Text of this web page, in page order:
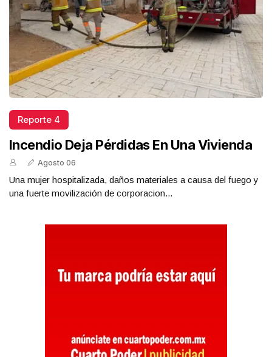
Reporte 4
Incendio Deja Pérdidas En Una Vivienda
Agosto 06
Una mujer hospitalizada, daños materiales a causa del fuego y
una fuerte movilización de corporacion...